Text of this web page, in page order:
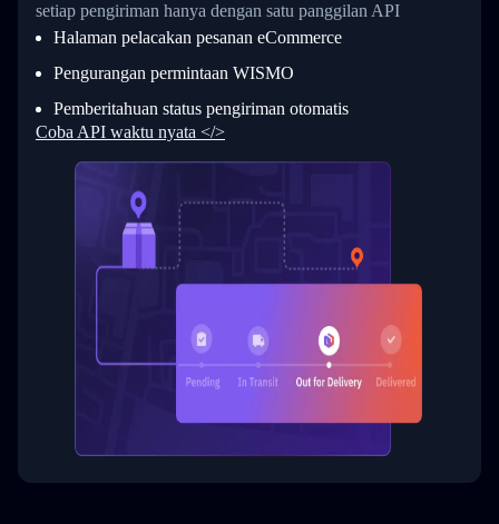
28
29
31
33
34
"Details": "BEIJING-
          }
        ]
      }
  }
}
setiap pengiriman hanya dengan satu panggilan API
Halaman pelacakan pesanan eCommerce
Pengurangan permintaan WISMO
Pemberitahuan status pengiriman otomatis
Coba API waktu nyata </>